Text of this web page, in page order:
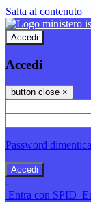
Salta al contenuto
Accedi
Accedi
button close ×
Password
-
Entra con SPID